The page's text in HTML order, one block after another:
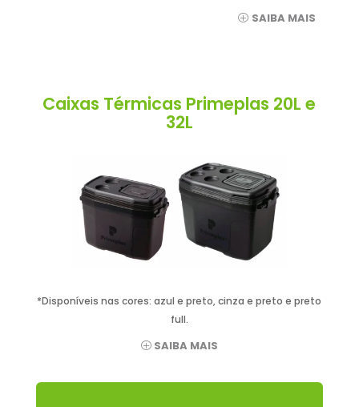
SAIBA MAIS
Caixas Térmicas Primeplas 20L e
32L
*Disponíveis nas cores: azul e preto, cinza e preto e preto
full.
SAIBA MAIS